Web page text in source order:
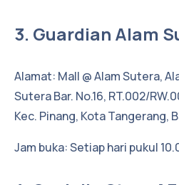
3. Guardian Alam
Alamat: Mall @ Alam Sutera,
Sutera Bar. No.16, RT.002/
Kec. Pinang, Kota Tangerang,
Jam buka: Setiap hari pukul